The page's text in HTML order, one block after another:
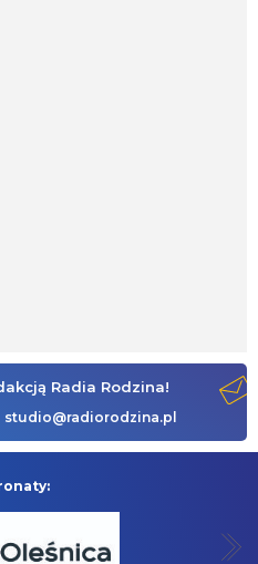
Radia Rodzina!
studio@radiorodzina.pl